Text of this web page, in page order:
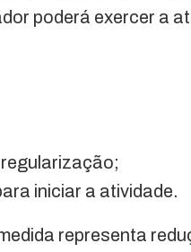
poderá exercer a
iniciar a atividade.
representa